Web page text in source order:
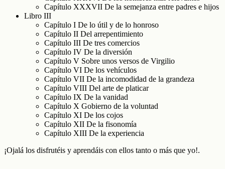
Capítulo XXXVII De la semejanza entre padres e hijos
Libro III
Capítulo I De lo útil y de lo honroso
Capítulo II Del arrepentimiento
Capítulo III De tres comercios
Capítulo IV De la diversión
Capítulo V Sobre unos versos de Virgilio
Capítulo VI De los vehículos
Capítulo VII De la incomodidad de la grandeza
Capítulo VIII Del arte de platicar
Capítulo IX De la vanidad
Capítulo X Gobierno de la voluntad
Capítulo XI De los cojos
Capítulo XII De la fisonomía
Capítulo XIII De la experiencia
¡Ojalá los disfrutéis y aprendáis con ellos tanto o más que yo!.